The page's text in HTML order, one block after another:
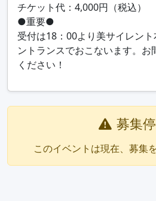
チケット代：4,000円（税込）
●重要●
受付は18：00より美サイレン
ントランスでおこないます。
ください！
募集
このイベントは現在、募集